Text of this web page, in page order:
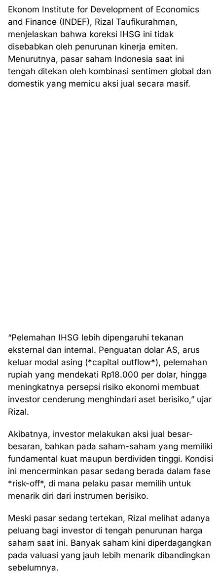
Ekonom Institute for Development of Economics
and Finance (INDEF), Rizal Taufikurahman,
menjelaskan bahwa koreksi IHSG ini tidak
disebabkan oleh penurunan kinerja emiten.
Menurutnya, pasar saham Indonesia saat ini
tengah ditekan oleh kombinasi sentimen global dan
domestik yang memicu aksi jual secara masif.
“Pelemahan IHSG lebih dipengaruhi tekanan
eksternal dan internal. Penguatan dolar AS, arus
keluar modal asing (*capital outflow*), pelemahan
rupiah yang mendekati Rp18.000 per dolar, hingga
meningkatnya persepsi risiko ekonomi membuat
investor cenderung menghindari aset berisiko,” ujar
Rizal.
Akibatnya, investor melakukan aksi jual besar-
besaran, bahkan pada saham-saham yang memiliki
fundamental kuat maupun berdividen tinggi. Kondisi
ini mencerminkan pasar sedang berada dalam fase
*risk-off*, di mana pelaku pasar memilih untuk
menarik diri dari instrumen berisiko.
Meski pasar sedang tertekan, Rizal melihat adanya
peluang bagi investor di tengah penurunan harga
saham saat ini. Banyak saham kini diperdagangkan
pada valuasi yang jauh lebih menarik dibandingkan
sebelumnya.